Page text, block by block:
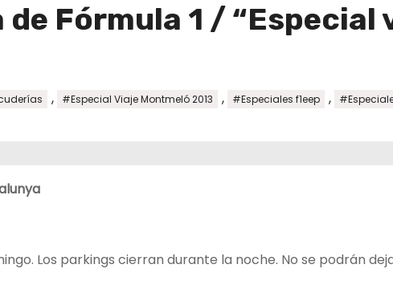
de Fórmula 1 /
, #Especial Viaje Montmeló 2013 , #Especiales f1eep ,
Los parkings cierran durante la noche. No se podrán